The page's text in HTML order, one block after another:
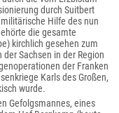
durch Suitbert
Hilfe des nun
die gesamte
kirchlich gesehen zum
Sachsen in der Region
der Franken
Karls des Großen,
wurde.
Gefolgsmannes, eines